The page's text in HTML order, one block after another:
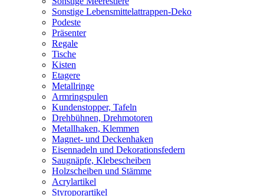
Sonstige Lebensmittelattrappen-Deko
Podeste
Präsenter
Regale
Tische
Kisten
Etagere
Metallringe
Armringspulen
Kundenstopper, Tafeln
Drehbühnen, Drehmotoren
Metallhaken, Klemmen
Magnet- und Deckenhaken
Eisennadeln und Dekorationsfedern
Saugnäpfe, Klebescheiben
Holzscheiben und Stämme
Acrylartikel
Styroporartikel